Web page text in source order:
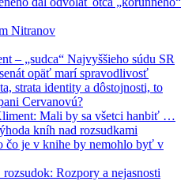
Nitranov
– „sudca“ Najvyššieho súdu SR
opäť marí spravodlivosť
strata identity a dôstojnosti, to
Cervanovú?
Mali by sa všetci hanbiť …
kníh nad rozsudkami
čo je v knihe by nemohlo byť v
Rozpory a nejasnosti